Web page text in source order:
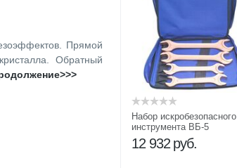
Прямой
Обратный
Набор искробезопасного
инструмента ВБ-5
12 932 руб.